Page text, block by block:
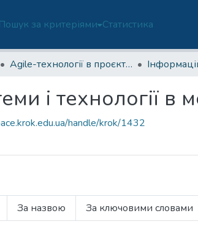
за критеріями Статистика
Agile-технології в проєктному менеджменті (ОП-D3-М)
і технології
handle/krok/1432
За назвою За ключовими словами